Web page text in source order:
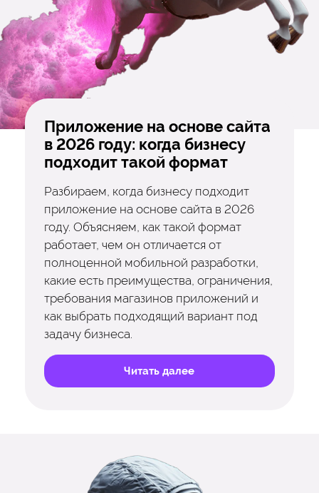
Приложение на основе сайта
в 2026 году: когда бизнесу
подходит такой формат
Разбираем, когда бизнесу подходит
приложение на основе сайта в 2026
году. Объясняем, как такой формат
работает, чем он отличается от
полноценной мобильной разработки,
какие есть преимущества, ограничения,
требования магазинов приложений и
как выбрать подходящий вариант под
задачу бизнеса.
Читать далее